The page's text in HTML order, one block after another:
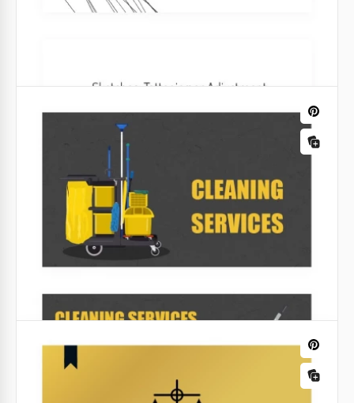
para se tornarem memoráveis.
Cartão de visita do artista de tatuagem